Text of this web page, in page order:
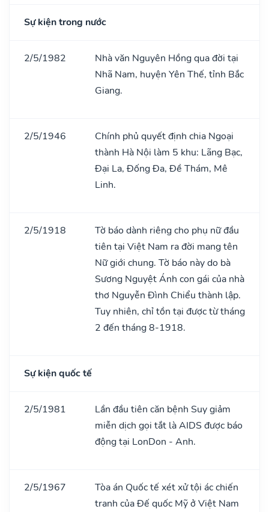
Sự kiện trong nước
2/5/1982
Nhà văn Nguyên Hồng qua đời tại
Nhã Nam, huyện Yên Thế, tỉnh Bắc
Giang.
2/5/1946
Chính phủ quyết định chia Ngoại
thành Hà Nội làm 5 khu: Lãng Bạc,
Đại La, Đống Đa, Đề Thám, Mê
Linh.
2/5/1918
Tờ báo dành riêng cho phụ nữ đầu
tiên tại Việt Nam ra đời mang tên
Nữ giới chung. Tờ báo này do bà
Sương Nguyệt Ánh con gái của nhà
thơ Nguyễn Đình Chiểu thành lập.
Tuy nhiên, chỉ tồn tại được từ tháng
2 đến tháng 8-1918.
Sự kiện quốc tế
2/5/1981
Lần đầu tiên căn bệnh Suy giảm
miễn dịch gọi tắt là AIDS được báo
động tại LonDon - Anh.
2/5/1967
Tòa án Quốc tế xét xử tội ác chiến
tranh của Đế quốc Mỹ ở Việt Nam